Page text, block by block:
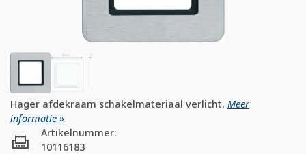
Hager afdekraam schakelmateriaal verlicht. Meer
informatie »
Artikelnummer:
10116183